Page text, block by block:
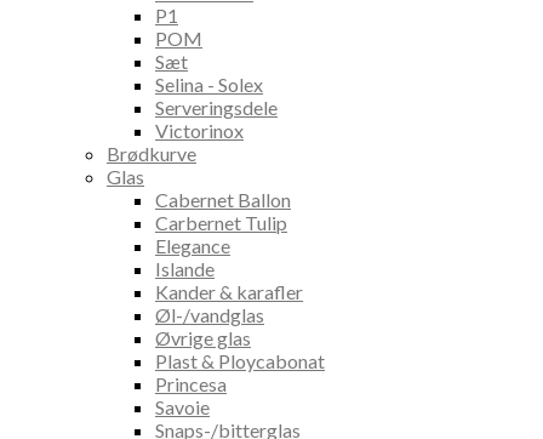
P1
POM
Sæt
Selina - Solex
Serveringsdele
Victorinox
Brødkurve
Glas
Cabernet Ballon
Carbernet Tulip
Elegance
Islande
Kander & karafler
Øl-/vandglas
Øvrige glas
Plast & Ploycabonat
Princesa
Savoie
Snaps-/bitterglas